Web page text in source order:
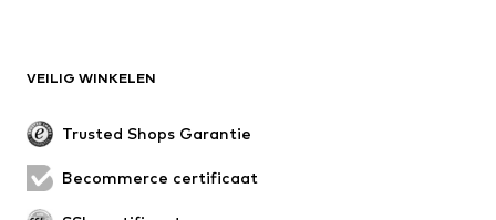
Evenementen
SCHOENEN
VEILIG WINKELEN
Trusted Shops Garantie
Becommerce certificaat